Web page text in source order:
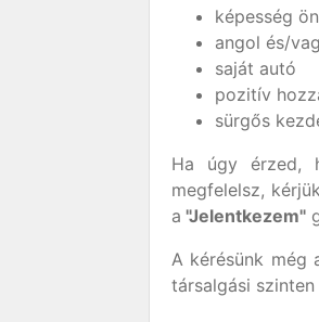
képesség
angol és/
saját autó
pozitív
sürgős
Ha úgy érzed,
megfelelsz,
a "Jelentkezem"
A kérésünk még
társalgási